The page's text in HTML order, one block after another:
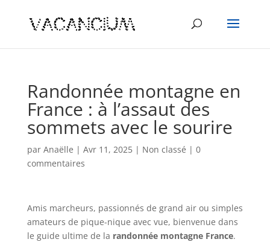
Randonnée montagne en
France : à l’assaut des
sommets avec le sourire
par Anaëlle | Avr 11, 2025| Non classé | 0
commentaires
Amis marcheurs, passionnés de grand air ou simples
amateurs de pique-nique avec vue, bienvenue dans
le guide ultime de la randonnée montagne France.